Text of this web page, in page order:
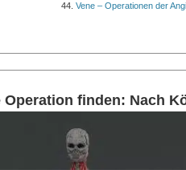
Vene – Operationen der
Operation finden: Nach